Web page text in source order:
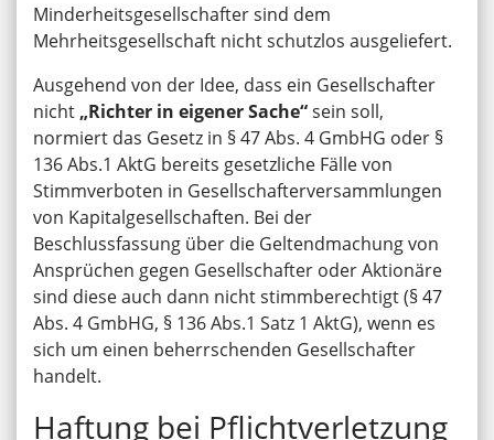
Minderheitsgesellschafter sind dem
Mehrheitsgesellschaft nicht schutzlos ausgeliefert.
Ausgehend von der Idee, dass ein Gesellschafter
nicht „Richter in eigener Sache“sein soll,
normiert das Gesetz in § 47 Abs. 4 GmbHG oder §
136 Abs.1 AktG bereits gesetzliche Fälle von
Stimmverboten in Gesellschafterversammlungen
von Kapitalgesellschaften. Bei der
Beschlussfassung über die Geltendmachung von
Ansprüchen gegen Gesellschafter oder Aktionäre
sind diese auch dann nicht stimmberechtigt (§ 47
Abs. 4 GmbHG, § 136 Abs.1 Satz 1 AktG), wenn es
sich um einen beherrschenden Gesellschafter
handelt.
Haftung bei Pflichtverletzung